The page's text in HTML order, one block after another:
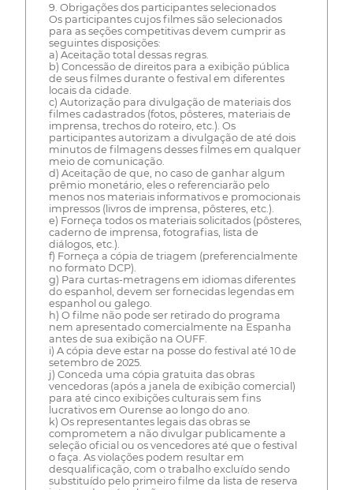
9. Obrigações dos participantes selecionados
Os participantes cujos filmes são selecionados
para as seções competitivas devem cumprir as
seguintes disposições:
a) Aceitação total dessas regras.
b) Concessão de direitos para a exibição pública
de seus filmes durante o festival em diferentes
locais da cidade.
c) Autorização para divulgação de materiais dos
filmes cadastrados (fotos, pôsteres, materiais de
imprensa, trechos do roteiro, etc.). Os
participantes autorizam a divulgação de até dois
minutos de filmagens desses filmes em qualquer
meio de comunicação.
d) Aceitação de que, no caso de ganhar algum
prêmio monetário, eles o referenciarão pelo
menos nos materiais informativos e promocionais
impressos (livros de imprensa, pôsteres, etc.).
e) Forneça todos os materiais solicitados (pôsteres,
caderno de imprensa, fotografias, lista de
diálogos, etc.).
f) Forneça a cópia de triagem (preferencialmente
no formato DCP).
g) Para curtas-metragens em idiomas diferentes
do espanhol, devem ser fornecidas legendas em
espanhol ou galego.
h) O filme não pode ser retirado do programa
nem apresentado comercialmente na Espanha
antes de sua exibição na OUFF.
i) A cópia deve estar na posse do festival até 10 de
setembro de 2025.
j) Conceda uma cópia gratuita das obras
vencedoras (após a janela de exibição comercial)
para até cinco exibições culturais sem fins
lucrativos em Ourense ao longo do ano.
k) Os representantes legais das obras se
comprometem a não divulgar publicamente a
seleção oficial ou os vencedores até que o festival
o faça. As violações podem resultar em
desqualificação, com o trabalho excluído sendo
substituído pelo primeiro filme da lista de reserva